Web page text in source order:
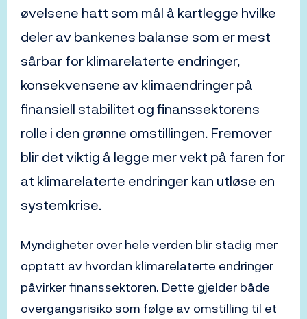
øvelsene hatt som mål å kartlegge hvilke
deler av bankenes balanse som er mest
sårbar for klimarelaterte endringer,
konsekvensene av klimaendringer på
finansiell stabilitet og finanssektorens
rolle i den grønne omstillingen. Fremover
blir det viktig å legge mer vekt på faren for
at klimarelaterte endringer kan utløse en
systemkrise.
Myndigheter over hele verden blir stadig mer
opptatt av hvordan klimarelaterte endringer
påvirker finanssektoren. Dette gjelder både
overgangsrisiko som følge av omstilling til et